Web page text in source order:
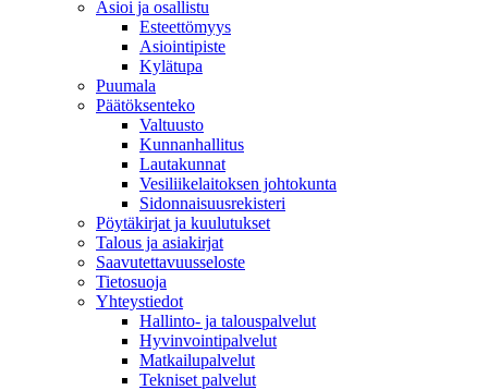
Asioi ja osallistu
Esteettömyys
Asiointipiste
Kylätupa
Puumala
Päätöksenteko
Valtuusto
Kunnanhallitus
Lautakunnat
Vesiliikelaitoksen johtokunta
Sidonnaisuusrekisteri
Pöytäkirjat ja kuulutukset
Talous ja asiakirjat
Saavutettavuusseloste
Tietosuoja
Yhteystiedot
Hallinto- ja talouspalvelut
Hyvinvointipalvelut
Matkailupalvelut
Tekniset palvelut